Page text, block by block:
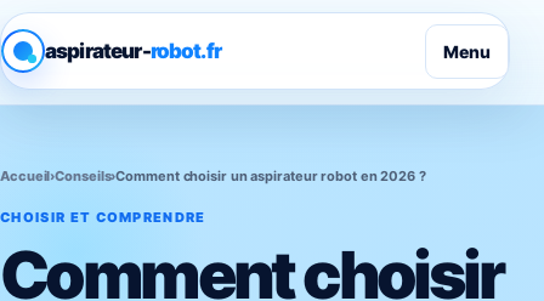
aspirateur-robot.fr Menu
Accueil›Conseils›Comment choisir un aspirateur robot en 2026 ?
CHOISIR ET COMPRENDRE
Comment choisir